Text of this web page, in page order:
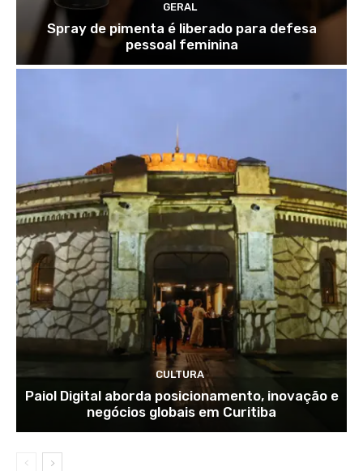
GERAL
Spray de pimenta é liberado para defesa
pessoal feminina
CULTURA
Paiol Digital aborda posicionamento, inovação e
negócios globais em Curitiba